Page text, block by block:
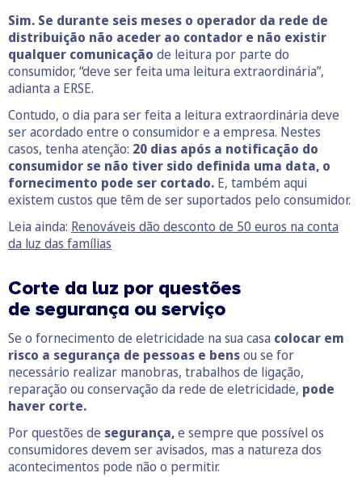
Sim. Se durante seis meses o operador da rede de
distribuição não aceder ao contador e não existir
qualquer comunicação de leitura por parte do
consumidor, “deve ser feita uma leitura extraordinária”,
adianta a ERSE.
Contudo, o dia para ser feita a leitura extraordinária deve
ser acordado entre o consumidor e a empresa. Nestes
casos, tenha atenção: 20 dias após a notificação do
consumidor se não tiver sido definida uma data, o
fornecimento pode ser cortado. E, também aqui
existem custos que têm de ser suportados pelo consumidor.
Leia ainda: Renováveis dão desconto de 50 euros na conta
da luz das famílias
Corte da luz por questões
de segurança ou serviço
Se o fornecimento de eletricidade na sua casa colocar em
risco a segurança de pessoas e bensou se for
necessário realizar manobras, trabalhos de ligação,
reparação ou conservação da rede de eletricidade, pode
haver corte.
Por questões de segurança,e sempre que possível os
consumidores devem ser avisados, mas a natureza dos
acontecimentos pode não o permitir.